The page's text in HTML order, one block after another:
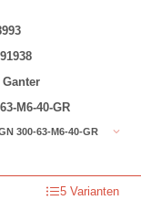
Ganter
M6-40-GR
300-63-M6-40-GR
5 Varianten